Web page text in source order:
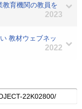
育機関の教員を
2023
教材ウェブネッ
2022